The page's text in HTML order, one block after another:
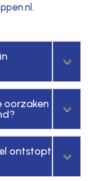
oorzaken
ontstopt